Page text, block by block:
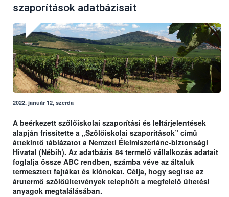
szaporítások adatbázisait
2022. január 12, szerda
A beérkezett szőlőiskolai szaporítási és leltárjelentések
alapján frissítette a „Szőlőiskolai szaporítások” című
áttekintő táblázatot a Nemzeti Élelmiszerlánc-biztonsági
Hivatal (Nébih). Az adatbázis 84 termelő vállalkozás adatait
foglalja össze ABC rendben, számba véve az általuk
termesztett fajtákat és klónokat. Célja, hogy segítse az
árutermő szőlőültetvények telepítőit a megfelelő ültetési
anyagok megtalálásában.